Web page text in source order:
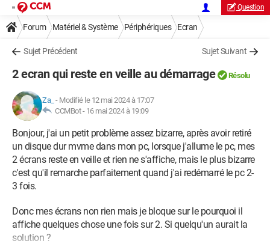
Question
Forum Matériel & Système Périphériques Ecran
Sujet Précédent Sujet Suivant
2 ecran qui reste en veille au démarrage Résolu
Za_ - Modifié le 12 mai 2024 à 17:07
CCMBot - 16 mai 2024 à 19:09
Bonjour, j'ai un petit problème assez bizarre, après avoir retiré
un disque dur mvme dans mon pc, lorsque j'allume le pc, mes
2 écrans reste en veille et rien ne s'affiche, mais le plus bizarre
c'est qu'il remarche parfaitement quand j'ai redémarré le pc 2-
3 fois.
Donc mes écrans non rien mais je bloque sur le pourquoi il
affiche quelques chose une fois sur 2. Si quelqu'un aurait la
solution ?